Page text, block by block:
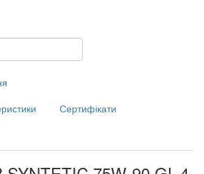
Сертифікати